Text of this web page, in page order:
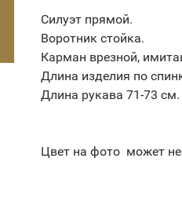
Силуэт прямой.
Воротник стойка.
Карман врезной,
Длина изделия по
Длина рукава 71-73 см.
Цвет на фото может